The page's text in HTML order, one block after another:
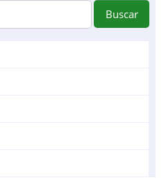
Buscar